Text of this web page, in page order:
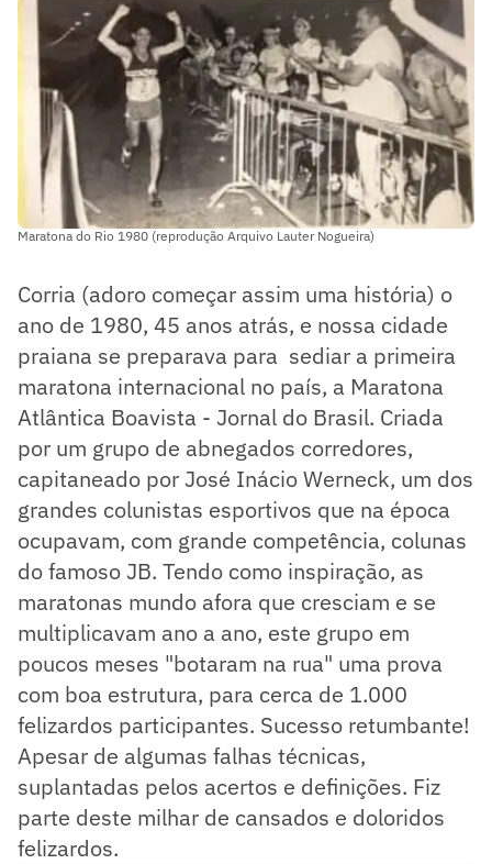
Maratona do Rio 1980 (reprodução Arquivo Lauter Nogueira)
Corria (adoro começar assim uma história) o
ano de 1980, 45 anos atrás, e nossa cidade
praiana se preparava para sediar a primeira
maratona internacional no país, a Maratona
Atlântica Boavista - Jornal do Brasil. Criada
por um grupo de abnegados corredores,
capitaneado por José Inácio Werneck, um dos
grandes colunistas esportivos que na época
ocupavam, com grande competência, colunas
do famoso JB. Tendo como inspiração, as
maratonas mundo afora que cresciam e se
multiplicavam ano a ano, este grupo em
poucos meses "botaram na rua" uma prova
com boa estrutura, para cerca de 1.000
felizardos participantes. Sucesso retumbante!
Apesar de algumas falhas técnicas,
suplantadas pelos acertos e definições. Fiz
parte deste milhar de cansados e doloridos
felizardos.